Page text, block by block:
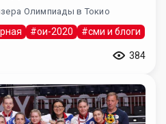
Олимпиады в Токио
#ои-2020 #сми и блоги
384